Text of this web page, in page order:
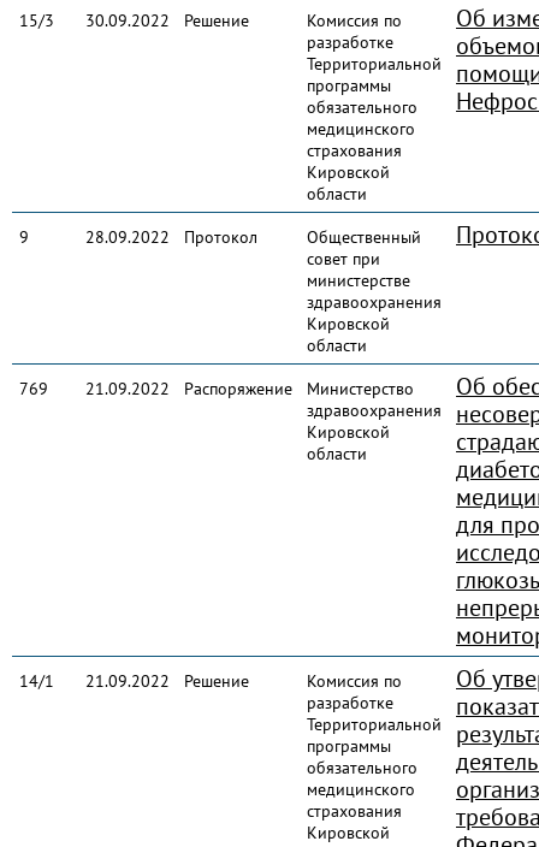
15/3 30.09.2022 Решение
Комиссия по
разработке
Территориальной
программы
обязательного
медицинского
страхования
Кировской
области
Об
9 28.09.2022 Протокол
Общественный
совет при
министерстве
здравоохранения
Кировской
области
769 21.09.2022 Распоряжение
Министерство
здравоохранения
Кировской
области
Об
для
14/1 21.09.2022 Решение
Комиссия по
разработке
Территориальной
программы
обязательного
медицинского
страхования
Кировской
Об